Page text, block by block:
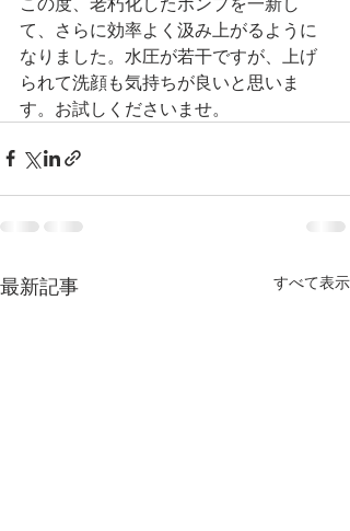
て、さらに効率よく汲み上がるように
なりました。水圧が若干ですが、上げ
られて洗顔も気持ちが良いと思いま
す。お試しくださいませ。
最新記事 すべて表示